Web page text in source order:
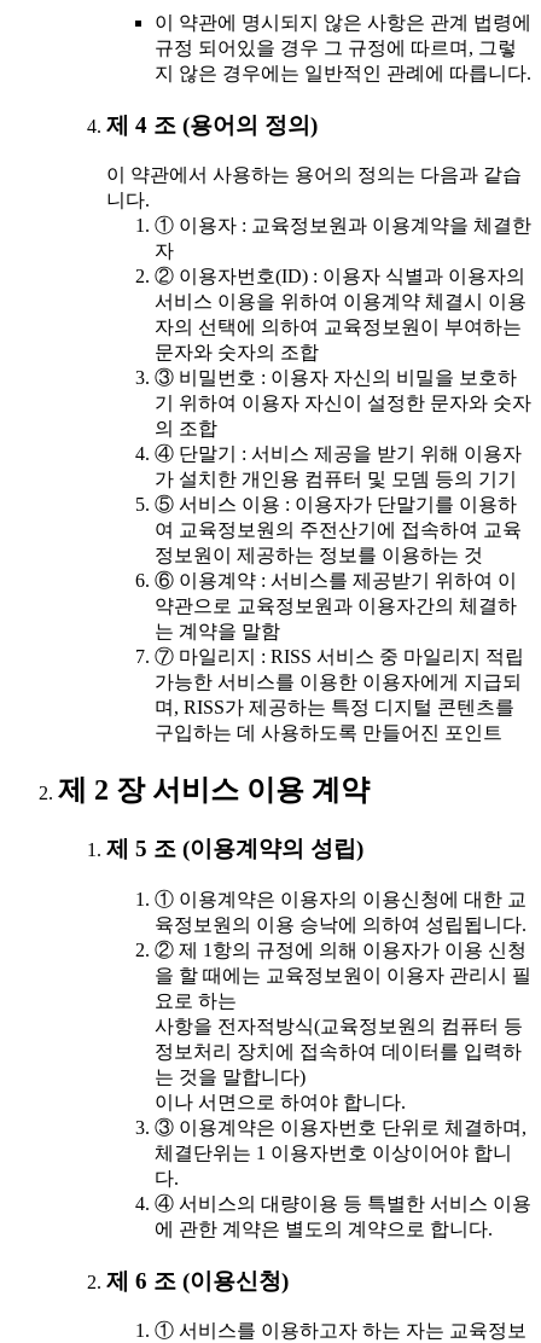
이 약관에 명시되지 않은 사항은 관계 법령에
규정 되어있을 경우 그 규정에 따르며, 그렇
지 않은 경우에는 일반적인 관례에 따릅니다.
제 4 조 (용어의 정의)
이 약관에서 사용하는 용어의 정의는 다음과 같습
니다.
① 이용자 : 교육정보원과 이용계약을 체결한
자
② 이용자번호(ID) : 이용자 식별과 이용자의
서비스 이용을 위하여 이용계약 체결시 이용
자의 선택에 의하여 교육정보원이 부여하는
문자와 숫자의 조합
③ 비밀번호 : 이용자 자신의 비밀을 보호하
기 위하여 이용자 자신이 설정한 문자와 숫자
의 조합
④ 단말기 : 서비스 제공을 받기 위해 이용자
가 설치한 개인용 컴퓨터 및 모뎀 등의 기기
⑤ 서비스 이용 : 이용자가 단말기를 이용하
여 교육정보원의 주전산기에 접속하여 교육
정보원이 제공하는 정보를 이용하는 것
⑥ 이용계약 : 서비스를 제공받기 위하여 이
약관으로 교육정보원과 이용자간의 체결하
는 계약을 말함
⑦ 마일리지 : RISS 서비스 중 마일리지 적립
가능한 서비스를 이용한 이용자에게 지급되
며, RISS가 제공하는 특정 디지털 콘텐츠를
구입하는 데 사용하도록 만들어진 포인트
제 2 장 서비스 이용 계약
제 5 조 (이용계약의 성립)
① 이용계약은 이용자의 이용신청에 대한 교
육정보원의 이용 승낙에 의하여 성립됩니다.
② 제 1항의 규정에 의해 이용자가 이용 신청
을 할 때에는 교육정보원이 이용자 관리시 필
요로 하는
사항을 전자적방식(교육정보원의 컴퓨터 등
정보처리 장치에 접속하여 데이터를 입력하
는 것을 말합니다)
이나 서면으로 하여야 합니다.
③ 이용계약은 이용자번호 단위로 체결하며,
체결단위는 1 이용자번호 이상이어야 합니
다.
④ 서비스의 대량이용 등 특별한 서비스 이용
에 관한 계약은 별도의 계약으로 합니다.
제 6 조 (이용신청)
① 서비스를 이용하고자 하는 자는 교육정보